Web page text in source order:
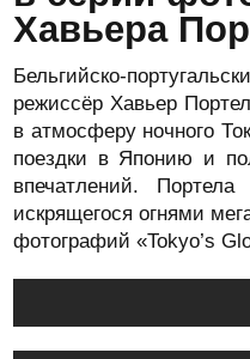
Хавьера
Бельгийско-
режиссёр Хавьер
в атмосферу ночного
поездки в Японию и
впечатлений.
искрящегося огнями
фотографий «Tokyo’s